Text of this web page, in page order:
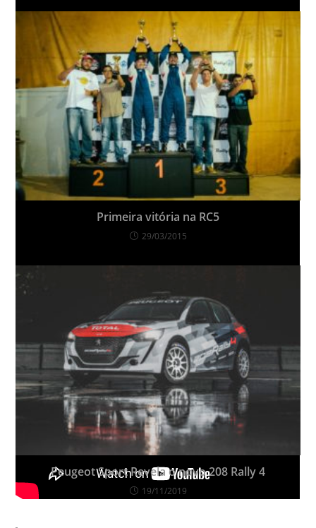
Primeira vitória na RC5
29/03/2015
Peugeot Sport Revela o novo 208 Rally 4
19/11/2019